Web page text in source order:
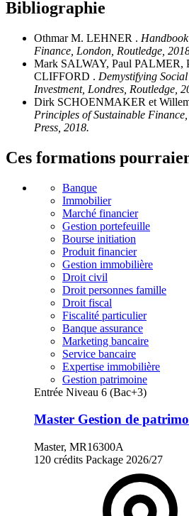
Bibliographie
Othmar M. LEHNER .
Finance, London, Routledge,
Mark SALWAY, Paul PALMER,
CLIFFORD . Demystifying
Investment, Londres, Routledge,
Dirk SCHOENMAKER et
Principles of Sustainable
Press, 2018.
Ces formations
Banque
Immobilier
Marché financier
Gestion portefeuille
Bourse initiation
Produit financier
Gestion immobilière
Droit civil
Droit personnes famille
Droit fiscal
Fiscalité particulier
Banque assurance
Marketing bancaire
Service bancaire
Expertise immobilière
Gestion patrimoine
Entrée Niveau 6 (Bac+3)
Master Gestion de
Master, MR16300A
120 crédits Package 2026/27